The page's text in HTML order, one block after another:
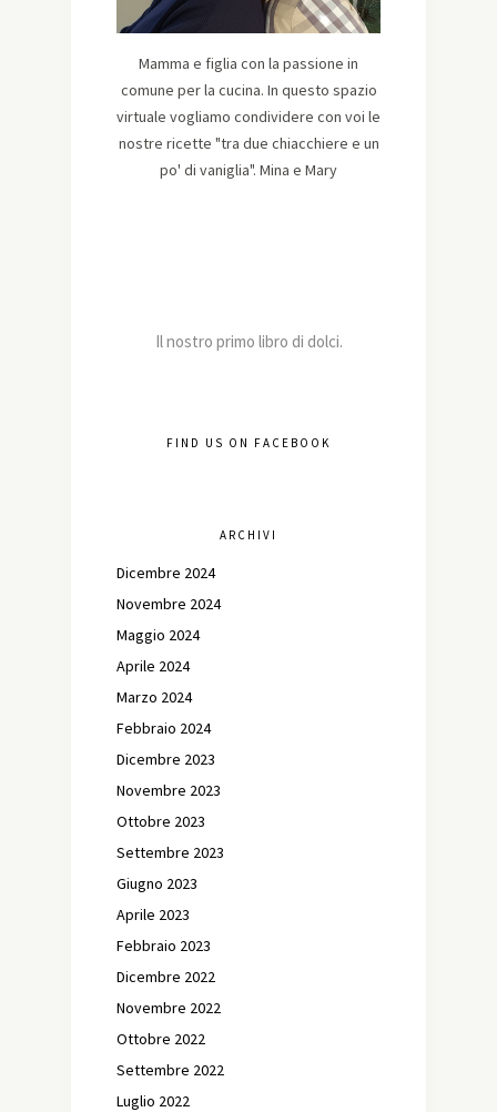
Mamma e figlia con la passione in
comune per la cucina. In questo spazio
virtuale vogliamo condividere con voi le
nostre ricette "tra due chiacchiere e un
po' di vaniglia". Mina e Mary
Il nostro primo libro di dolci.
FIND US ON FACEBOOK
ARCHIVI
Dicembre 2024
Novembre 2024
Maggio 2024
Aprile 2024
Marzo 2024
Febbraio 2024
Dicembre 2023
Novembre 2023
Ottobre 2023
Settembre 2023
Giugno 2023
Aprile 2023
Febbraio 2023
Dicembre 2022
Novembre 2022
Ottobre 2022
Settembre 2022
Luglio 2022